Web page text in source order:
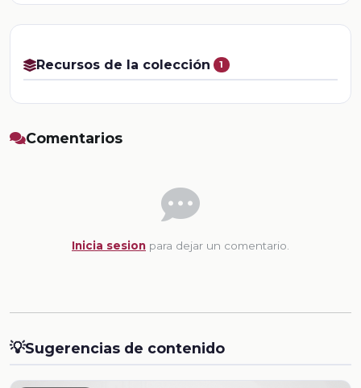
Recursos de la colección 1
Comentarios
Inicia sesion para dejar un comentario.
💡Sugerencias de contenido